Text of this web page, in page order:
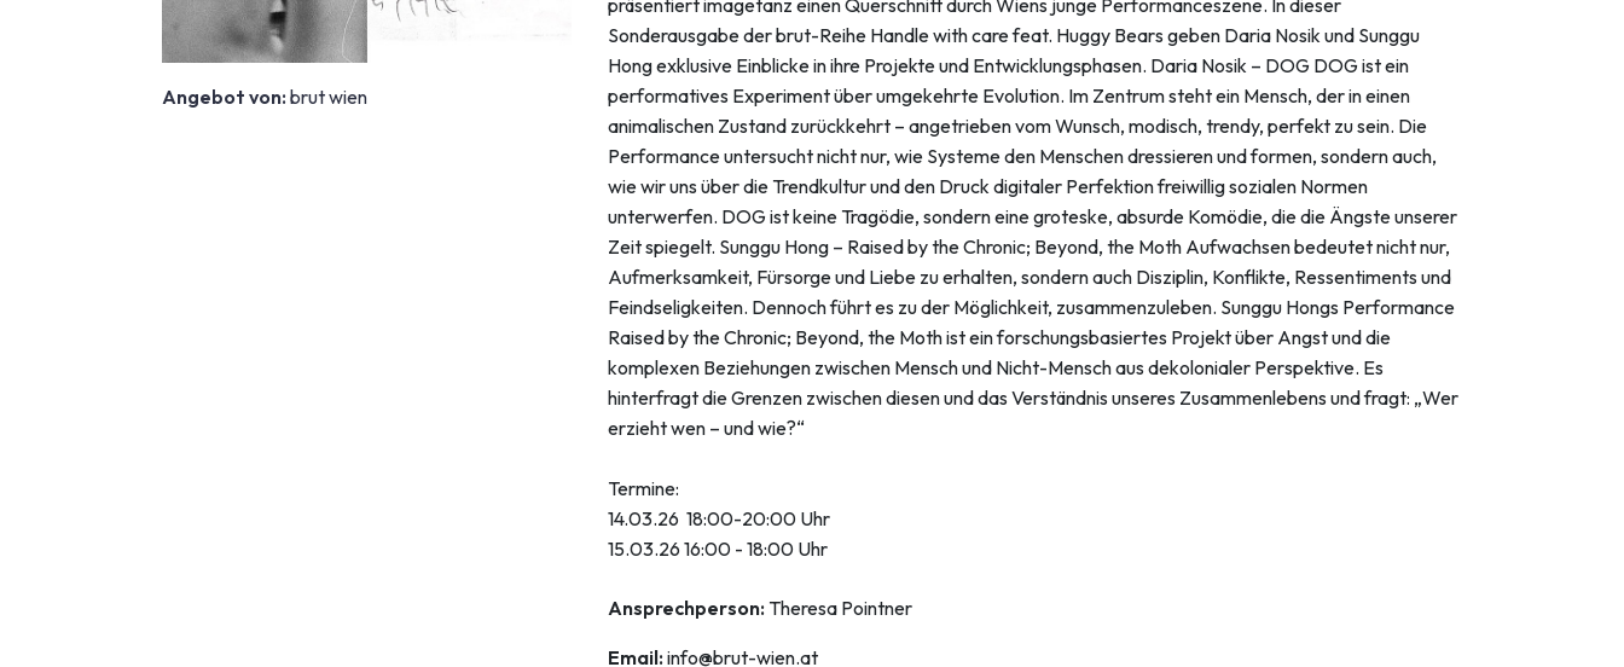
Angebot von: brut wien
präsentiert imagetanz einen Querschnitt durch Wiens junge Performanceszene. In dieser
Sonderausgabe der brut-Reihe Handle with care feat. Huggy Bears geben Daria Nosik und Sunggu
Hong exklusive Einblicke in ihre Projekte und Entwicklungsphasen. Daria Nosik – DOG DOG ist ein
performatives Experiment über umgekehrte Evolution. Im Zentrum steht ein Mensch, der in einen
animalischen Zustand zurückkehrt – angetrieben vom Wunsch, modisch, trendy, perfekt zu sein. Die
Performance untersucht nicht nur, wie Systeme den Menschen dressieren und formen, sondern auch,
wie wir uns über die Trendkultur und den Druck digitaler Perfektion freiwillig sozialen Normen
unterwerfen. DOG ist keine Tragödie, sondern eine groteske, absurde Komödie, die die Ängste unserer
Zeit spiegelt. Sunggu Hong – Raised by the Chronic; Beyond, the Moth Aufwachsen bedeutet nicht nur,
Aufmerksamkeit, Fürsorge und Liebe zu erhalten, sondern auch Disziplin, Konflikte, Ressentiments und
Feindseligkeiten. Dennoch führt es zu der Möglichkeit, zusammenzuleben. Sunggu Hongs Performance
Raised by the Chronic; Beyond, the Moth ist ein forschungsbasiertes Projekt über Angst und die
komplexen Beziehungen zwischen Mensch und Nicht-Mensch aus dekolonialer Perspektive. Es
hinterfragt die Grenzen zwischen diesen und das Verständnis unseres Zusammenlebens und fragt: „Wer
erzieht wen – und wie?“
Termine:
14.03.26 18:00-20:00 Uhr
15.03.26 16:00 - 18:00 Uhr
Ansprechperson: Theresa Pointner
Email:info@brut-wien.at